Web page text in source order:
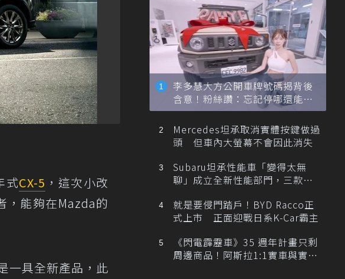
式CX-5 ，這次小改
，能夠在Mazda的
一具全新產品，此
李多慧大方公開車牌號碼揭背後
含意！粉絲讚：忘記停哪還能幫
忙找車
Mercedes坦承取消實體按鍵做過
頭 但車內大螢幕不會因此消失
Subaru坦承性能車「變得太無
聊」成立全新性能部門，三款手
就是要侵門踏戶！BYD Racco正
式上市 正面迎戰日系K-Car霸主
《閃電霹靂車》35 週年計畫只剩
周邊商品！阿斯拉1:1實車與實體